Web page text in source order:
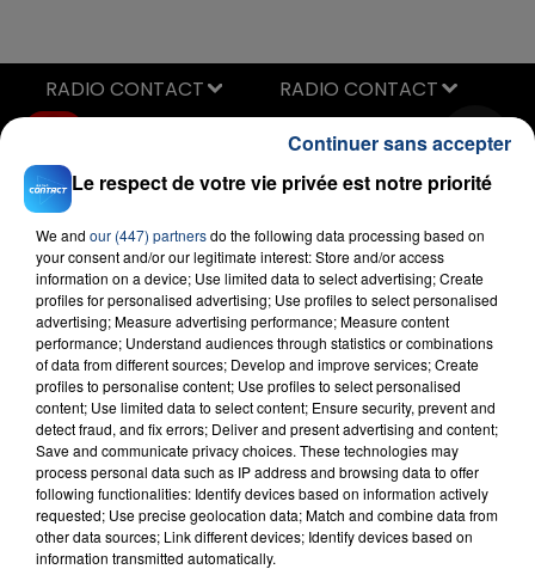
Que Ce Soit Clair
PAUL KALKBRENNER & STROMAE
RADIO CONTACT
FIL D'ACTU
Le respect de votre vie privée est notre priorité
We and our (447) partnersdo the following data processing based on
your consent and/or our legitimate interest: Store and/or access
information on a device; Use limited data to select advertising; Create
profiles for personalised advertising; Use profiles to select personalised
advertising; Measure advertising performance; Measure content
performance; Understand audiences through statistics or combinations
of data from different sources; Develop and improve services; Create
profiles to personalise content; Use profiles to select personalised
content; Use limited data to select content; Ensure security, prevent and
detect fraud, and fix errors; Deliver and present advertising and content;
Save and communicate privacy choices. These technologies may
process personal data such as IP address and browsing data to offer
following functionalities: Identify devices based on information actively
requested; Use precise geolocation data; Match and combine data from
other data sources; Link different devices; Identify devices based on
information transmitted automatically.
Continuer sans accepter